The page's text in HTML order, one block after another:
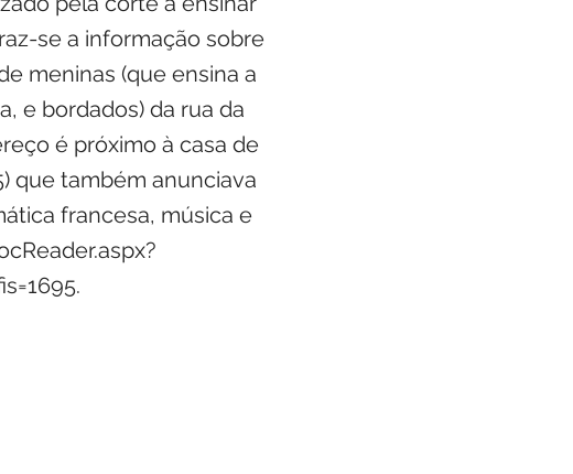
se a informação sobre
meninas (que ensina a
e bordados) da rua da
é próximo à casa de
que também anunciava
francesa, música e